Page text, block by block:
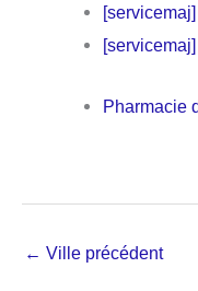
[servicemaj]
Pharmacie
← Ville précédent